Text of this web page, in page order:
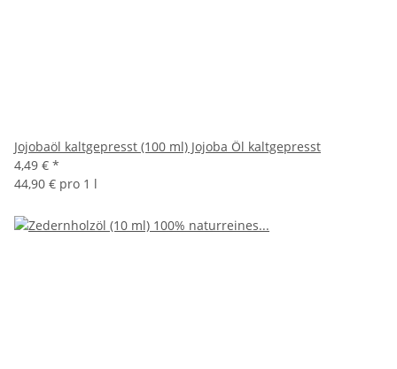
Jojobaöl kaltgepresst (100 ml) Jojoba Öl kaltgepresst
4,49 € *
44,90 € pro 1 l